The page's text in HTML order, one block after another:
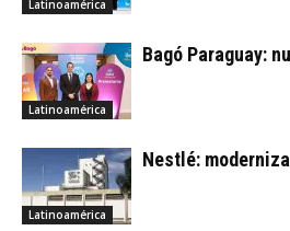
Latinoamérica
Latinoamérica
Bagó Paraguay:
Latinoamérica
Nestlé: